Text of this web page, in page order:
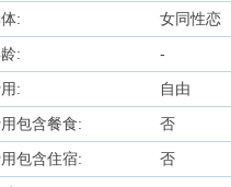
:
女同性恋
:
-
:
自由
包含餐食:
否
包含住宿:
否